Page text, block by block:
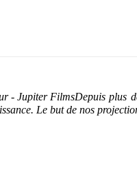
Depuis plus
Le but de nos